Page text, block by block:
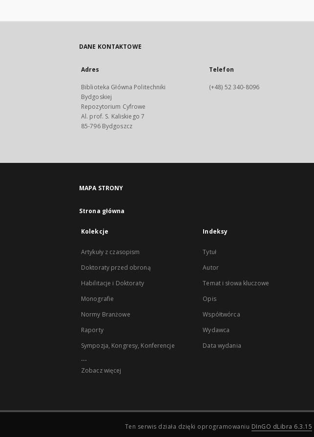
DANE KONTAKTOWE
Adres
Biblioteka Główna Politechniki
Bydgoskiej
Repozytorium Cyfrowe
Al. prof. S. Kaliskiego 7
85-796 Bydgoszcz
Telefon
(+48) 52 340-8096
MAPA STRONY
Strona główna
Kolekcje
Artykuły z czasopism
Doktoraty przed obroną
Habilitacje i Doktoraty
Monografie
Normy Branżowe
Raporty
Sympozja, Kongresy, Konferencje
...
Zobacz więcej
Indeksy
Tytuł
Autor
Temat i słowa kluczowe
Opis
Współtwórca
Wydawca
Data wydania
Ten serwis działa dzięki oprogramowaniu DInGO dLibra 6.3.15